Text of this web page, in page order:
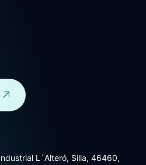
L´Alteró, Silla, 46460,